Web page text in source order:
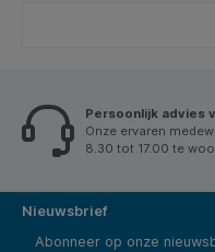
Persoonlijk advies
Onze ervaren
8.30 tot 17.00 te
Nieuwsbrief
Abonneer op onze